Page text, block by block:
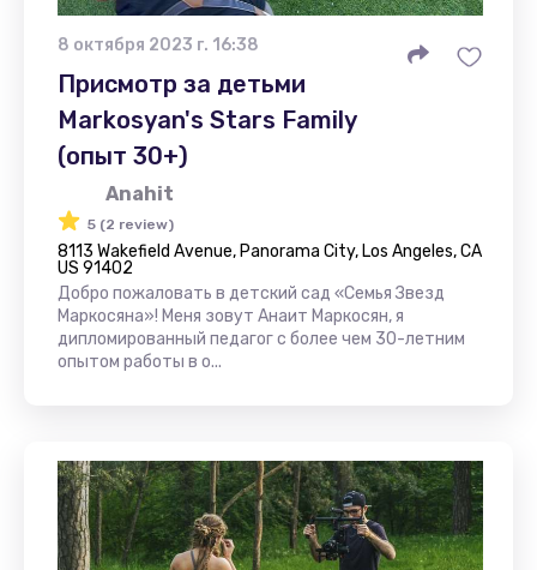
8 октября 2023 г. 16:38
Присмотр за детьми
Markosyan's Stars Family
(опыт 30+)
Anahit
5 (2 review)
8113 Wakefield Avenue, Panorama City, Los Angeles, CA
US 91402
Добро пожаловать в детский сад «Семья Звезд
Маркосяна»! Меня зовут Анаит Маркосян, я
дипломированный педагог с более чем 30-летним
опытом работы в о...